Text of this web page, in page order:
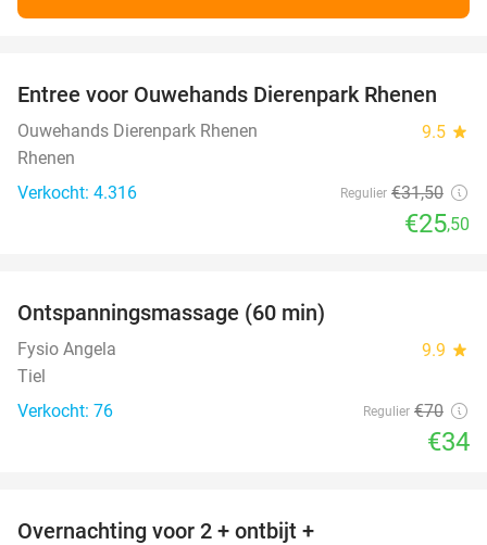
19%
Entree voor Ouwehands Dierenpark Rhenen
Ouwehands Dierenpark Rhenen 9.5 star
Rhenen
Verkocht: 4.316
Regulier €31,50
€25,50
Ontspanningsmassage (60 min)
Fysio Angela 9.9 star
Tiel
Verkocht: 76
Regulier €70
€34
Overnachting voor 2 + ontbijt +